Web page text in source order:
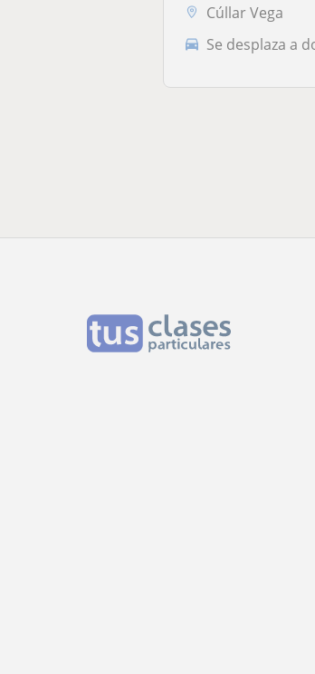
Cúllar Vega
Se desplaza a